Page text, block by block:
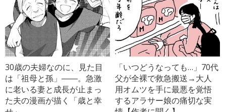
30歳の夫婦なのに、見た目
は「祖母と孫」――。急激
に老いる妻と成長が止まっ
た夫の漫画が描く「歳と幸
「いつどうなっても…」70代
父が全裸で救急搬送→大人
用オムツを手に最悪を覚悟
するアラサー娘の痛切な実